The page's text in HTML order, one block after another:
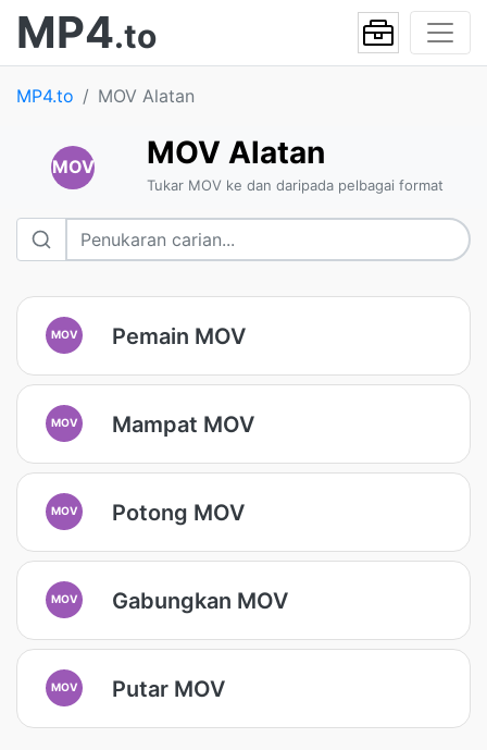
MP4.to
MP4.to MOV Alatan
MOV MOV Alatan
Tukar MOV ke dan daripada pelbagai format
MOV Pemain MOV
MOV Mampat MOV
MOV Potong MOV
MOV Gabungkan MOV
MOV Putar MOV